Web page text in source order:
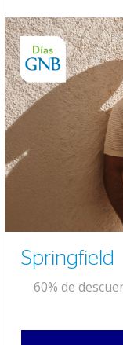
Springfield
60% de